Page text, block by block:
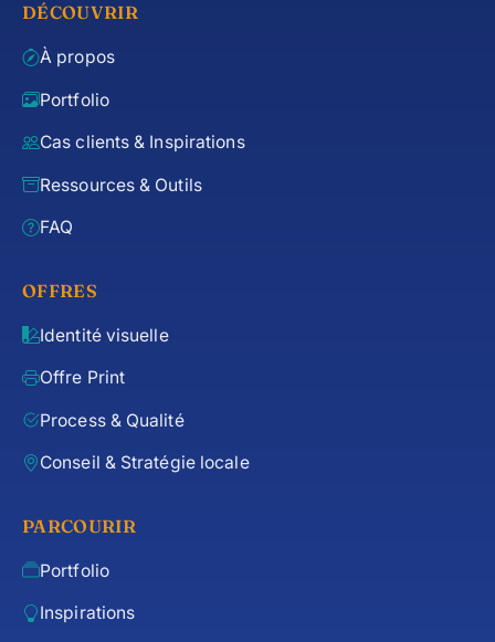
DÉCOUVRIR
À propos
Portfolio
Cas clients & Inspirations
Ressources & Outils
FAQ
OFFRES
Identité visuelle
Offre Print
Process & Qualité
Conseil & Stratégie locale
PARCOURIR
Portfolio
Inspirations